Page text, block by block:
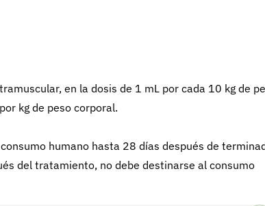
en la dosis de 1 mL por cada 10 kg de
kg de peso corporal.
humano hasta 28 días después de
del tratamiento, no debe destinarse al consumo